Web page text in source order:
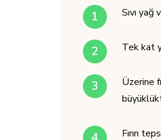
Sıvı yağ
Tek kat
Üzerine
Fırın